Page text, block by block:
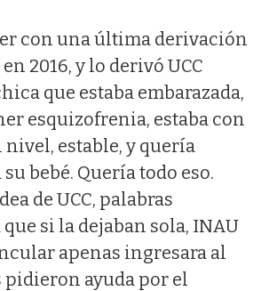
con una última derivación
2016, y lo derivó UCC
que estaba embarazada,
esquizofrenia, estaba con
estable, y quería
bebé. Quería todo eso.
de UCC, palabras
si la dejaban sola, INAU
apenas ingresara al
pidieron ayuda por el